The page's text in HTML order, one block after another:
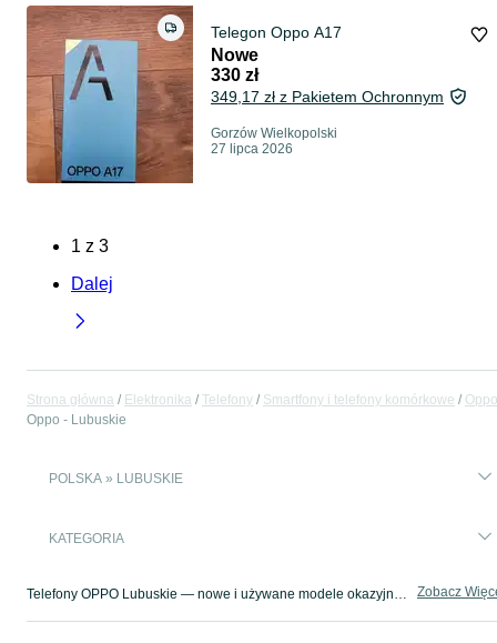
Telegon Oppo A17
Nowe
330 zł
349,17 zł z Pakietem Ochronnym
Gorzów Wielkopolski
27 lipca 2026
1 z 3
Dalej
Strona główna Elektronika Telefony Smartfony i telefony komórkowe
Oppo
Oppo - Lubuskie
POLSKA » LUBUSKIE
KATEGORIA
Telefony OPPO Lubuskie — nowe i używane modele okazyjnie ✌️ Szeroki wybór telefonów komórkowych OPPO ➤ Znajdź swój smartfon i kupuj na OLX.pl! Zobacz